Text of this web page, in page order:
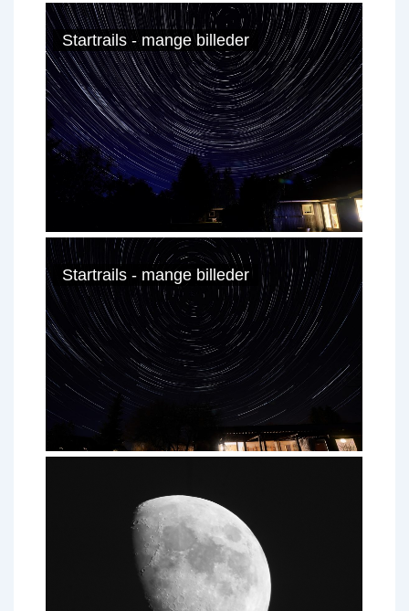
Startrails - mange billeder
Startrails - mange billeder